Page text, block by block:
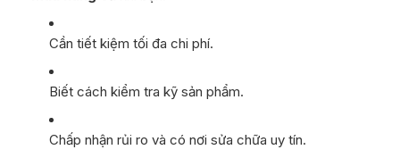
Cần tiết kiệm tối đa chi phí.
Biết cách kiểm tra kỹ sản phẩm.
Chấp nhận rủi ro và có nơi sửa chữa uy tín.